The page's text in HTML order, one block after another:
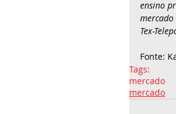
ensino
mercado
Tex-
Fonte:
Tags:
mercado
mercado